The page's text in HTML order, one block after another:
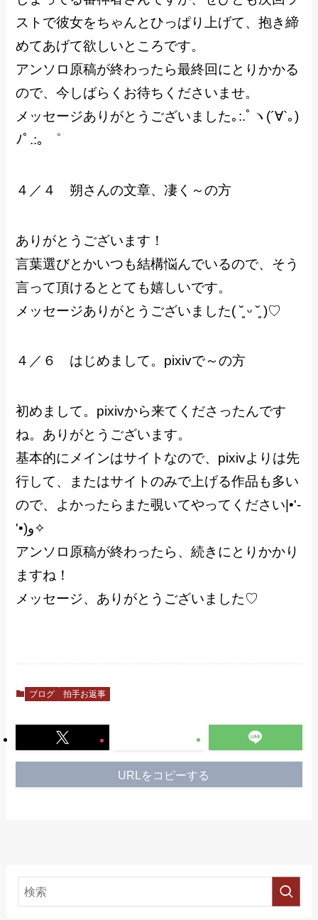
ストで彼女をちゃんとひっぱり上げて、抱き締
めてあげて欲しいところです。
アンソロ原稿が終わったら最終回にとりかかる
ので、今しばらくお待ちくださいませ。
メッセージありがとうございました｡:.ﾟヽ(´∀`｡)
ﾉﾟ.:｡ ゜
４／４ 朔さんの文章、凄く～の方
ありがとうございます！
言葉選びとかいつも結構悩んでいるので、そう
言って頂けるととても嬉しいです。
メッセージありがとうございました( ˘͈ ᵕ ˘͈ )♡
４／６ はじめまして。pixivで～の方
初めまして。pixivから来てくださったんです
ね。ありがとうございます。
基本的にメインはサイトなので、pixivよりは先
行して、またはサイトのみで上げる作品も多い
ので、よかったらまた覗いてやってください|•'-
'•)و✧
アンソロ原稿が終わったら、続きにとりかかり
ますね！
メッセージ、ありがとうございました♡
ブログ 拍手お返事
URLをコピーする